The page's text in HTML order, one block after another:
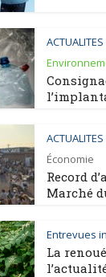
ACTUALITES
ACTUALITES
Économie
Record
Marché
Entrevues
La